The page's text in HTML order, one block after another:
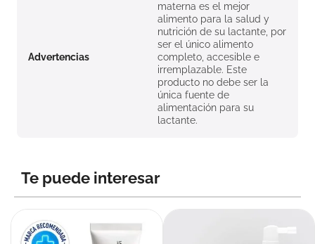
Advertencias
materna es el mejor
alimento para la salud y
nutrición de su lactante, por
ser el único alimento
completo, accesible e
irremplazable. Este
producto no debe ser la
única fuente de
alimentación para su
lactante.
Te puede interesar